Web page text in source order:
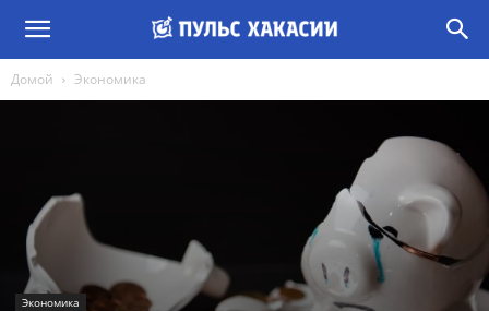
Домой Экономика
Экономика